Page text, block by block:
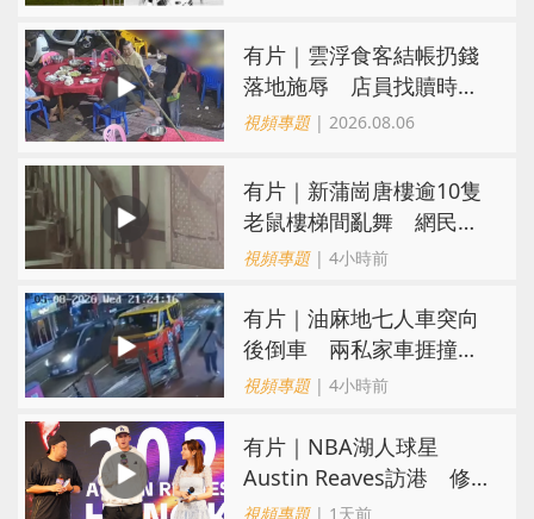
​有片｜雲浮食客結帳扔錢
落地施辱 店員找贖時還
施彼身獲老闆肯定
視頻專題| 2026.08.06
有片｜新蒲崗唐樓逾10隻
老鼠樓梯間亂舞 網民嚇
親：每次經過都要好大勇
視頻專題| 4小時前
有片｜油麻地七人車突向
後倒車 兩私家車捱撞
司機不顧而去
視頻專題| 4小時前
有片｜NBA湖人球星
Austin Reaves訪港 修
頓與青少年交流球技
視頻專題| 1天前